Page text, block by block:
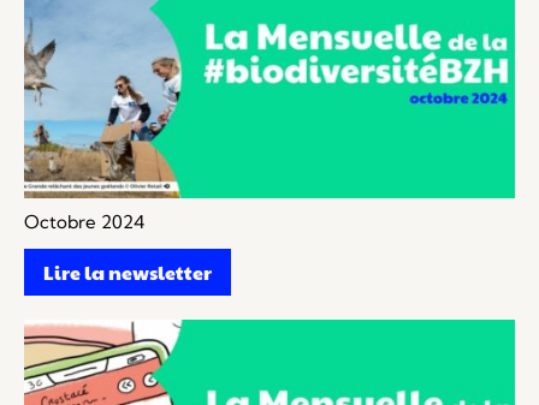
Octobre 2024
Lire la newsletter